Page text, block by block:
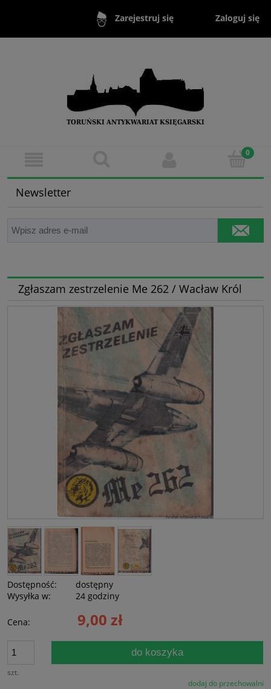
Zarejestruj się Zaloguj się
Newsletter
Zgłaszam zestrzelenie Me 262 / Wacław Król
Dostępność:
dostępny
Wysyłka w:
24 godziny
Cena: 9,00 zł
szt.
do koszyka
dodaj do przechowalni